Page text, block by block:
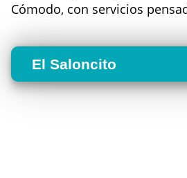
Cómodo, con servicios
El Saloncito